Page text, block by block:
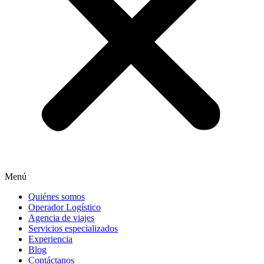
Menú
Quiénes somos
Operador Logístico
Agencia de viajes
Servicios especializados
Experiencia
Blog
Contáctanos